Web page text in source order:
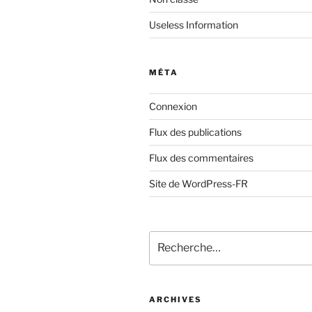
Useless Information
MÉTA
Connexion
Flux des publications
Flux des commentaires
Site de WordPress-FR
pour
:
ARCHIVES